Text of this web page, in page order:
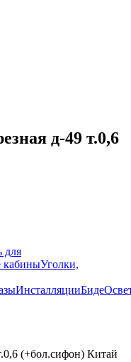
д-49 т.0,6
для
кабиныУголки,
ИнсталляцииБиде
(+бол.сифон) Китай